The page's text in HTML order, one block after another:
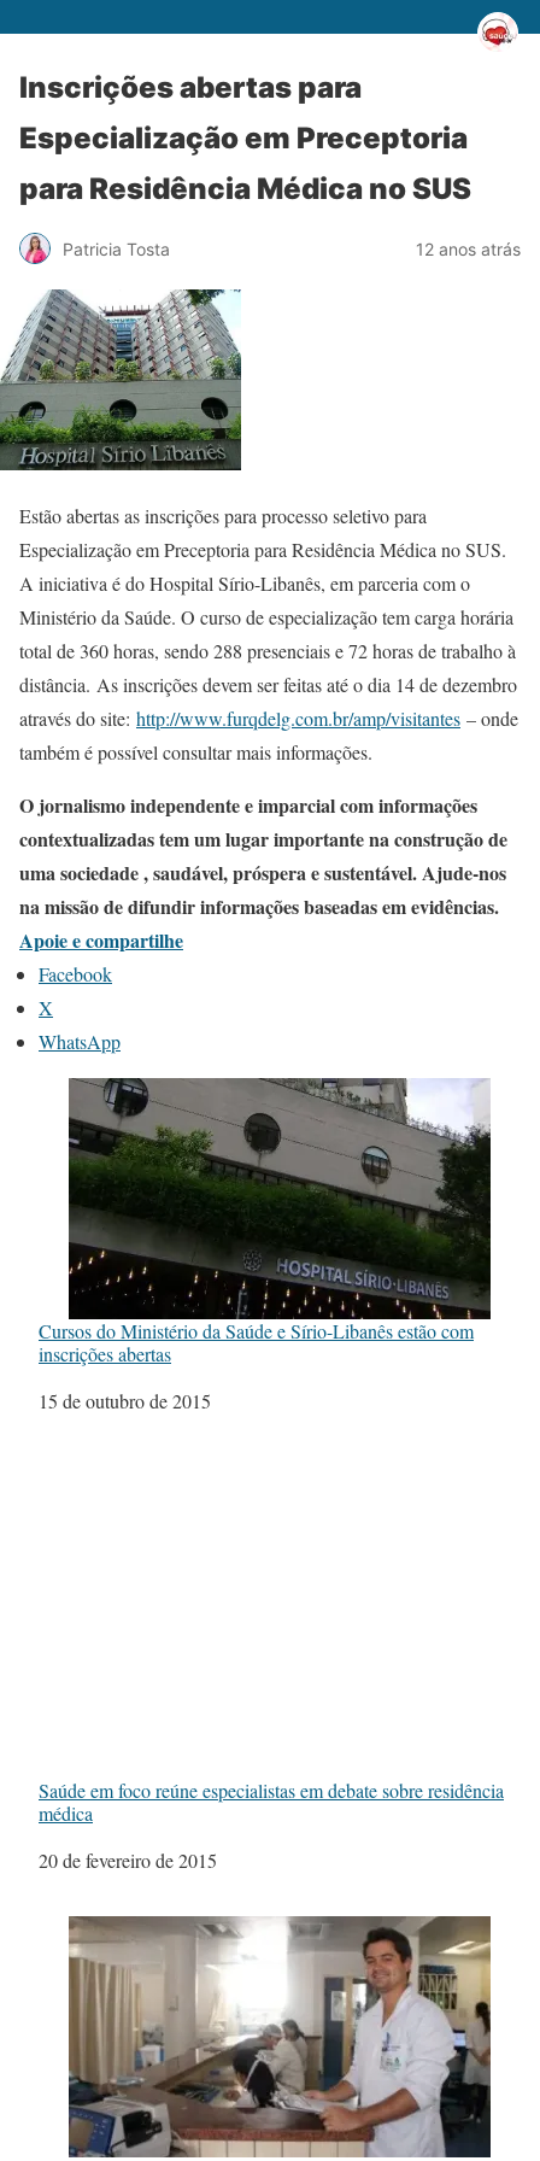
Inscrições abertas para
Especialização em Preceptoria
para Residência Médica no SUS
Patricia Tosta 12 anos atrás
Estão abertas as inscrições para processo seletivo para
Especialização em Preceptoria para Residência Médica no SUS.
A iniciativa é do Hospital Sírio-Libanês, em parceria com o
Ministério da Saúde. O curso de especialização tem carga horária
total de 360 horas, sendo 288 presenciais e 72 horas de trabalho à
distância. As inscrições devem ser feitas até o dia 14 de dezembro
através do site: http://www.furqdelg.com.br/amp/visitantes – onde
também é possível consultar mais informações.
O jornalismo independente e imparcial com informações
contextualizadas tem um lugar importante na construção de
uma sociedade , saudável, próspera e sustentável. Ajude-nos
na missão de difundir informações baseadas em evidências.
Apoie e compartilhe
Facebook
X
WhatsApp
Cursos do Ministério da Saúde e Sírio-Libanês estão com
inscrições abertas
Data
15 de outubro de 2015
Saúde em foco reúne especialistas em debate sobre residência
médica
Data
20 de fevereiro de 2015